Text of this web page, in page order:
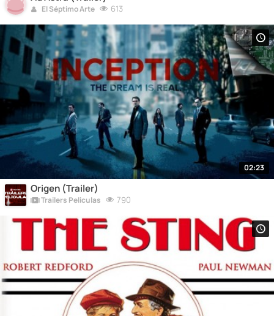
El Séptimo Arte 613
02:23
Origen (Trailer)
Trailers Peliculas 790